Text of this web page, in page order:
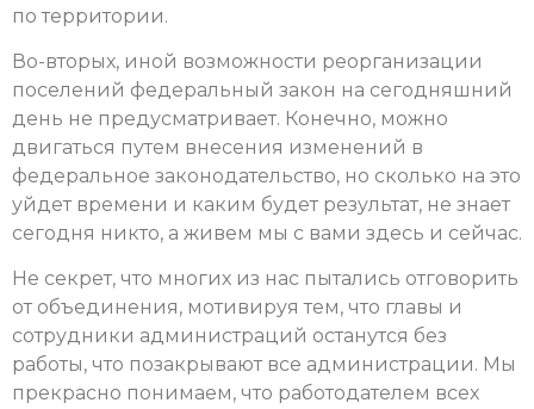
по территории.
Во-вторых, иной возможности реорганизации
поселений федеральный закон на сегодняшний
день не предусматривает. Конечно, можно
двигаться путем внесения изменений в
федеральное законодательство, но сколько на это
уйдет времени и каким будет результат, не знает
сегодня никто, а живем мы с вами здесь и сейчас.
Не секрет, что многих из нас пытались отговорить
от объединения, мотивируя тем, что главы и
сотрудники администраций останутся без
работы, что позакрывают все администрации. Мы
прекрасно понимаем, что работодателем всех